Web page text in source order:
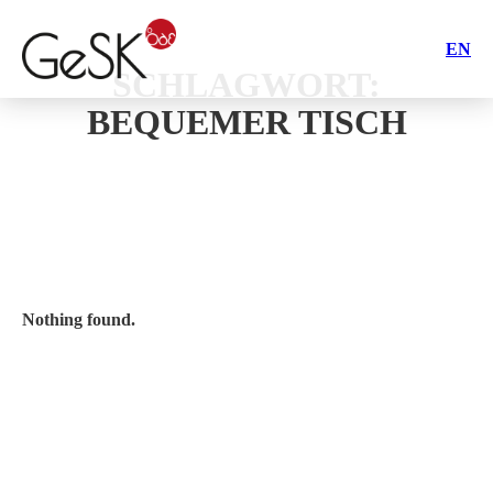
EN
SCHLAGWORT:
BEQUEMER TISCH
Nothing found.